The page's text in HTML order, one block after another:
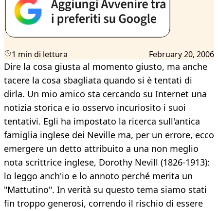
1 min di lettura February 20, 2006
Dire la cosa giusta al momento giusto, ma anche
tacere la cosa sbagliata quando si è tentati di
dirla. Un mio amico sta cercando su Internet una
notizia storica e io osservo incuriosito i suoi
tentativi. Egli ha impostato la ricerca sull'antica
famiglia inglese dei Neville ma, per un errore, ecco
emergere un detto attribuito a una non meglio
nota scrittrice inglese, Dorothy Nevill (1826-1913):
lo leggo anch'io e lo annoto perché merita un
"Mattutino". In verità su questo tema siamo stati
fin troppo generosi, correndo il rischio di essere